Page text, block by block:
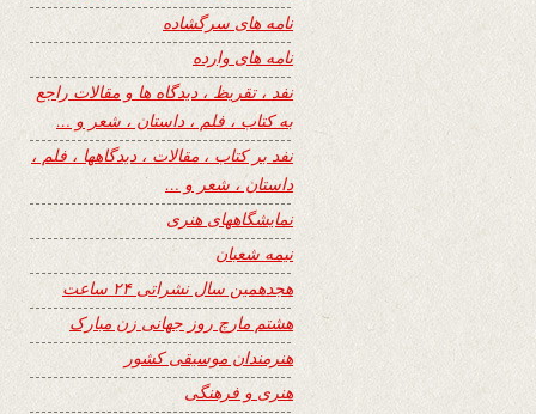
نامه های سرگشاده
نامه های وارده
نفد ، تقریظ ، دیدگاه ها و مقالات راجع
به کتاب ، فلم ، داستان ، شعر و …
نفد بر کتاب ، مقالات ، دیدگاهها ، فلم ،
داستان ، شعر و …
نمایشگاههای هنری
نیمه شعبان
هجدهمین سال نشراتی ۲۴ ساعت
هشتم مارچ روز جهانی زن مبارک
هنرمندان موسیقی کشور
هنری و فرهنگی